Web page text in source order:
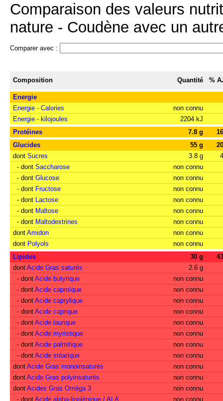
Comparaison des valeurs
nature - Coudène avec un
Comparer avec :
Composition Quantité %
Energie
Energie - Calories
non connu
Energie - kilojoules
2204 kJ
Protéines
7.8 g
Glucides
55 g
dont Sucres 3.8 g
- dont Saccharose
non connu
- dont Glucose
non connu
- dont Fructose
non connu
- dont Lactose
non connu
- dont Maltose
non connu
- dont Maltodextrines
non connu
dont Amidon
non connu
dont Polyols
non connu
Lipides
30 g
dont Acide Gras saturés
2.6 g
- dont Acide butyrique
non connu
- dont Acide caproïque
non connu
- dont Acide caprylique
non connu
- dont Acide caprique
non connu
- dont Acide laurique
non connu
- dont Acide myristique
non connu
- dont Acide palmitique
non connu
- dont Acide stéarique
non connu
dont Acide Gras monoinsaturés
non connu
dont Acide Gras polyinsaturés
non connu
dont Acides Gras Oméga 3
non connu
- dont Acide alpha-linolénique / ALA non connu